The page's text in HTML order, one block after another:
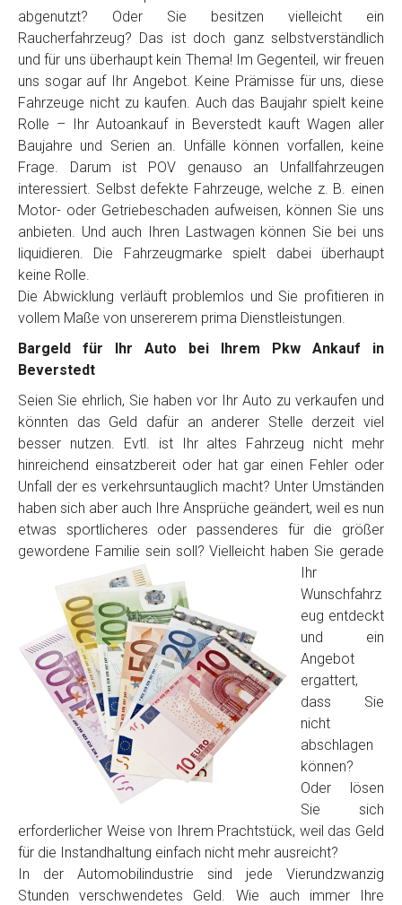
Telefon *
Email
PLZ und Ort
Foto Nr. 1
Foto Nr. 2
Foto Nr. 3
Fertig
Wie viel ist 10+2 ?*
abgenutzt? Oder Sie besitzen vielleicht ein
Raucherfahrzeug? Das ist doch ganz selbstverständlich
und für uns überhaupt kein Thema! Im Gegenteil, wir freuen
uns sogar auf Ihr Angebot. Keine Prämisse für uns, diese
Fahrzeuge nicht zu kaufen. Auch das Baujahr spielt keine
Rolle – Ihr Autoankauf in Beverstedt kauft Wagen aller
Baujahre und Serien an. Unfälle können vorfallen, keine
Frage. Darum ist POV genauso an Unfallfahrzeugen
interessiert. Selbst defekte Fahrzeuge, welche z. B. einen
Motor- oder Getriebeschaden aufweisen, können Sie uns
anbieten. Und auch Ihren Lastwagen können Sie bei uns
liquidieren. Die Fahrzeugmarke spielt dabei überhaupt
keine Rolle.
Die Abwicklung verläuft problemlos und Sie profitieren in
vollem Maße von unsererem prima Dienstleistungen.
Bargeld für Ihr Auto bei Ihrem Pkw Ankauf in
Beverstedt
Seien Sie ehrlich, Sie haben vor Ihr Auto zu verkaufen und
könnten das Geld dafür an anderer Stelle derzeit viel
besser nutzen. Evtl. ist Ihr altes Fahrzeug nicht mehr
hinreichend einsatzbereit oder hat gar einen Fehler oder
Unfall der es verkehrsuntauglich macht? Unter Umständen
haben sich aber auch Ihre Ansprüche geändert, weil es nun
etwas sportlicheres oder passenderes für die größer
gewordene Familie sein soll? Vielleicht haben Sie gerade
Ihr
Wunschfahrz
eug entdeckt
und ein
Angebot
ergattert,
dass Sie
nicht
abschlagen
können?
Oder lösen
Sie sich
erforderlicher Weise von Ihrem Prachtstück, weil das Geld
für die Instandhaltung einfach nicht mehr ausreicht?
In der Automobilindustrie sind jede Vierundzwanzig
Stunden verschwendetes Geld. Wie auch immer Ihre